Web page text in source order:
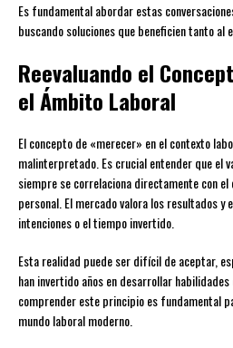
Es fundamental abordar estas
buscando soluciones que beneficien tanto al
Reevaluando el
el Ámbito Laboral
El concepto de «merecer» en el contexto
malinterpretado. Es crucial entender que el
siempre se correlaciona directamente con
personal. El mercado valora los resultados y
intenciones o el tiempo invertido.
Esta realidad puede ser difícil de aceptar,
han invertido años en desarrollar
comprender este principio es fundamental
mundo laboral moderno.